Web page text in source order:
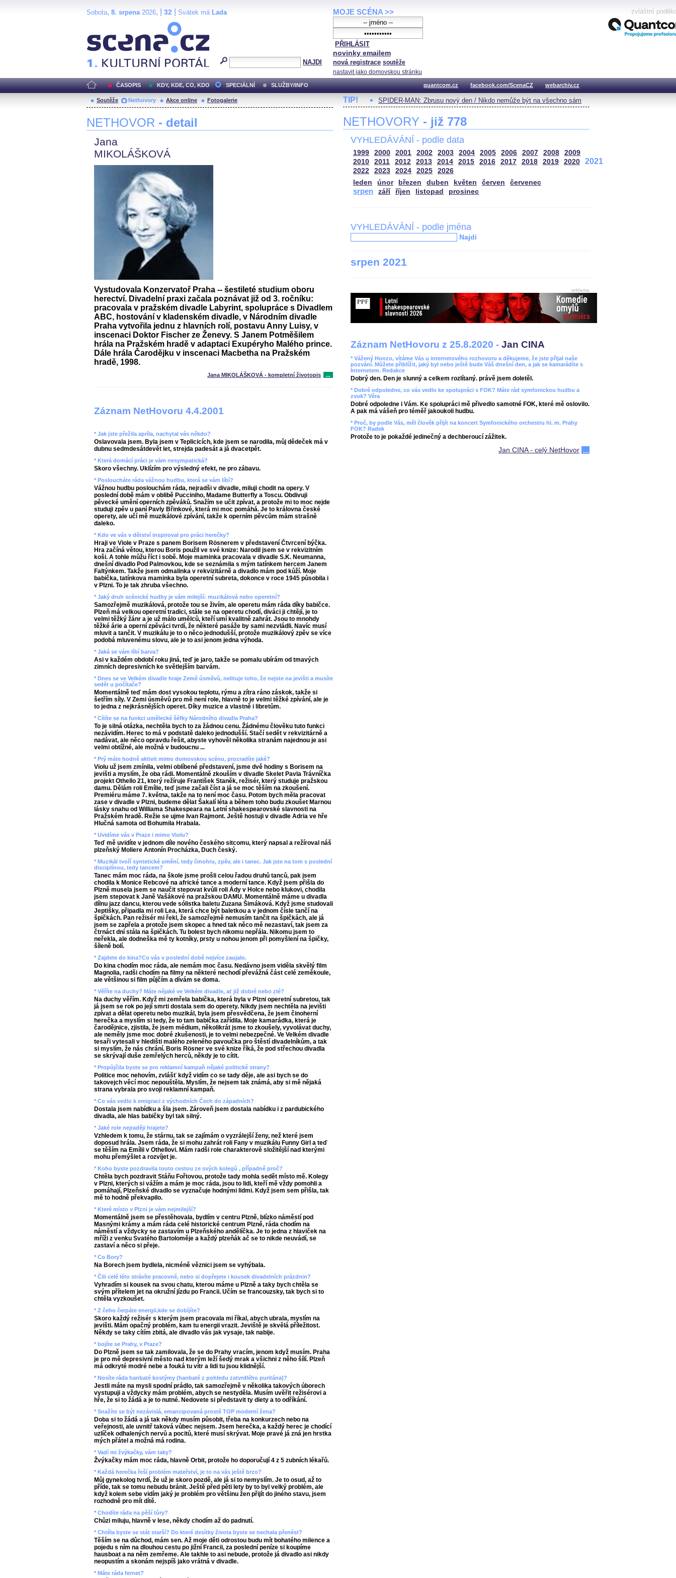
Sobota, 8. srpena2026, | 32 Svátek má Lada
NAJDI
MOJE SCÉNA >>
PŘIHLÁSIT
novinky emailem
nová registrace soutěže
nastavit jako domovskou stránku
zvláštní
ČASOPIS KDY, KDE, CO, KDO SPECIÁLNÍ SLUŽBY/INFO quantcom.cz facebook.com/ScenaCZ webarchiv.cz
Soutěže Nethovory Akce online Fotogalerie
NETHOVOR - detail
Jana
MIKOLÁŠKOVÁ
Vystudovala Konzervatoř Praha -- šestileté studium oboru
herectví. Divadelní praxi začala poznávat již od 3. ročníku:
pracovala v pražském divadle Labyrint, spolupráce s Divadlem
ABC, hostování v kladenském divadle, v Národním divadle
Praha vytvořila jednu z hlavních rolí, postavu Anny Luisy, v
inscenaci Doktor Fischer ze Ženevy. S Janem Potměšilem
hrála na Pražském hradě v adaptaci Exupéryho Malého prince.
Dále hrála Čarodějku v inscenaci Macbetha na Pražském
hradě, 1998.
Jana MIKOLÁŠKOVÁ - kompletní životopis ...
Záznam NetHovoru 4.4.2001
* Jak jste přežila apríla, nachytal vás někdo?
Oslavovala jsem. Byla jsem v Teplicicích, kde jsem se narodila, můj dědeček má v
dubnu sedmdesátdevět let, strejda padesát a já dvacetpět.
* Která domácí práci je vám nesympatická?
Skoro všechny. Uklízím pro výsledný efekt, ne pro zábavu.
* Posloucháte ráda vážnou hudbu, která se vám líbí?
Vážnou hudbu poslouchám ráda, nejradši v divadle, miluji chodit na opery. V
poslední době mám v oblibě Pucciniho, Madame Butterfly a Toscu. Obdivuji
pěvecké umění operních zpěváků. Snažím se učit zpívat, a protože mi to moc nejde
studuji zpěv u paní Pavly Břinkové, která mi moc pomáhá. Je to královna české
operety, ale učí mě muzikálové zpívání, takže k operním pěvcům mám strašně
daleko.
* Kdo ve vás v dětství inspiroval pro práci herečky?
Hraji ve Viole v Praze s panem Borisem Rösnerem v představení Čtvrcení býčka.
Hra začíná větou, kterou Boris použil ve své knize: Narodil jsem se v rekvizitním
koši. A tohle můžu říct i sobě. Moje maminka pracovala v divadle S.K. Neumanna,
dnešní divadlo Pod Palmovkou, kde se seznámila s mým tatínkem hercem Janem
Faltýnkem. Takže jsem odmalinka v rekvizitárně a divadlo mám pod kůží. Moje
babička, tatínkova maminka byla operetní subreta, dokonce v roce 1945 působila i
v Plzni. To je tak zhruba všechno.
* Jaký druh scénické hudby je vám milejší: muzikálová nebo operetní?
Samozřejmě muzikálová, protože tou se živím, ale operetu mám ráda díky babičce.
Plzeň má velkou operetní tradici, stále se na operetu chodí, diváci ji chtějí, je to
velmi těžký žánr a je už málo umělců, kteří umí kvalitně zahrát. Jsou to mnohdy
těžké árie a operní zpěváci tvrdí, že některé pasáže by sami nezvládli. Navíc musí
mluvit a tančit. V muzikálu je to o něco jednodušší, protože muzikálový zpěv se více
podobá mluvenému slovu, ale je to asi jenom jedna výhoda.
* Jaká se vám líbí barva?
Asi v každém období roku jiná, teď je jaro, takže se pomalu ubírám od tmavých
zimních depresivních ke světlejším barvám.
* Dnes se ve Velkém divadle hraje Země úsměvů, nelituje toho, že nejste na jevišti a musíte
sedět u počítače?
Momentálně teď mám dost vysokou teplotu, rýmu a zítra ráno záskok, takže si
šetřím síly. V Zemi úsměvů pro mě není role, hlavně to je velmi těžké zpívání, ale je
to jedna z nejkrásnějších operet. Díky muzice a vlastně i libretům.
* Cítíte se na funkci umělecké šéfky Národního divadla Praha?
To je silná otázka, nechtěla bych to za žádnou cenu. Žádnému člověku tuto funkci
nezávidím. Herec to má v podstatě daleko jednodušší. Stačí sedět v rekvizitárně a
nadávat, ale něco opravdu řešit, abyste vyhověl několika stranám najednou je asi
velmi obtížné, ale možná v budoucnu ...
* Prý máte hodně aktivit mimo domovskou scénu, prozradíte jaké?
Violu už jsem zmínila, velmi oblíbené představení, jsme dvě hodiny s Borisem na
jevišti a myslím, že oba rádi. Momentálně zkouším v divadle Skelet Pavla Trávníčka
projekt Othello 21, který režíruje František Staněk, režisér, který studuje pražskou
damu. Dělám roli Emílie, teď jsme začali číst a já se moc těším na zkoušení.
Premiéru máme 7. května, takže na to není moc času. Potom bych měla pracovat
zase v divadle v Plzni, budeme dělat Šakalí léta a během toho budu zkoušet Marnou
lásky snahu od Williama Shakespeara na Letní shakespearovské slavnosti na
Pražském hradě. Režie se ujme Ivan Rajmont. Ještě hostuji v divadle Adria ve hře
Hlučná samota od Bohumila Hrabala.
* Uvidíme vás v Praze i mimo Violu?
Teď mě uvidíte v jednom díle nového českého sitcomu, který napsal a režíroval náš
plzeňský Moliere Antonín Procházka, Duch český.
* Muzikál tvoří syntetické umění, tedy činohru, zpěv, ale i tanec. Jak jste na tom s poslední
disciplínou, tedy tancem?
Tanec mám moc ráda, na škole jsme prošli celou řadou druhů tanců, pak jsem
chodila k Monice Rebcové na africké tance a moderní tance. Když jsem přišla do
Plzně musela jsem se naučit stepovat kvůli roli Ády v Holce nebo klukovi, chodila
jsem stepovat k Janě Vašákové na pražskou DAMU. Momentálně máme u divadla
dílnu jazz dancu, kterou vede sólistka baletu Zuzana Šimáková. Když jsme studovali
Jeptišky, připadla mi roli Lea, která chce být baletkou a v jednom čísle tančí na
špičkách. Pan režisér mi řekl, že samozřejmě nemusím tančit na špičkách, ale já
jsem se zapřela a protože jsem skopec a hned tak něco mě nezastaví, tak jsem za
čtrnáct dní stála na špičkách. Tu bolest bych nikomu nepřála. Nikomu jsem to
neřekla, ale dodneška mě ty kotníky, prsty u nohou jenom při pomyšlení na špičky,
šíleně bolí.
* Zajdete do kina?Co vás v poslední době nejvíce zaujalo.
Do kina chodím moc ráda, ale nemám moc času. Nedávno jsem viděla skvělý film
Magnolia, radši chodím na filmy na některé nechodí převážná část celé zeměkoule,
ale většinou si film půjčím a dívám se doma.
* Věříte na duchy? Máte nějaké ve Velkém divadle, ať již dobré nebo zlé?
Na duchy věřím. Když mi zemřela babička, která byla v Plzni operetní subretou, tak
já jsem se rok po její smrti dostala sem do operety. Nikdy jsem nechtěla na jevišti
zpívat a dělat operetu nebo muzikál, byla jsem přesvědčena, že jsem činoherní
herečka a myslím si tedy, že to tam babička zařídila. Moje kamarádka, která je
čarodějnice, zjistila, že jsem médium, několikrát jsme to zkoušely, vyvolávat duchy,
ale neměly jsme moc dobré zkušenosti, je to velmi nebezpečné. Ve Velkém divadle
tesaři vytesali v hledišti malého zeleného pavoučka pro štěstí divadelníkům, a tak
si myslím, že nás chrání. Boris Rösner ve své knize říká, že pod střechou divadla
se skrývají duše zemřelých herců, někdy je to cítit.
* Propůjčila byste se pro reklamní kampaň nějaké politické strany?
Politice moc nehovím, zvlášť když vidím co se tady děje, ale asi bych se do
takovejch věcí moc nepouštěla. Myslím, že nejsem tak známá, aby si mě nějaká
strana vybrala pro svoji reklamní kampaň.
* Co vás vedlo k emigraci z východních Čech do západních?
Dostala jsem nabídku a šla jsem. Zároveň jsem dostala nabídku i z pardubického
divadla, ale hlas babičky byl tak silný.
* Jaké role nejraději hrajete?
Vzhledem k tomu, že stárnu, tak se zajímám o vyzrálejší ženy, než které jsem
doposud hrála. Jsem ráda, že si mohu zahrát roli Fany v muzikálu Funny Girl a teď
se těším na Emílii v Othellovi. Mám radši role charakterově složitější nad kterými
mohu přemýšlet a rozvíjet je.
* Koho byste pozdravila touto cestou ze svých kolegů , případně proč?
Chtěla bych pozdravit Stáňu Fořtovou, protože tady mohla sedět místo mě. Kolegy
v Plzni, kterých si vážím a mám je moc ráda, jsou to lidi, kteří mě vždy pomohli a
pomáhají, Plzeňské divadlo se vyznačuje hodnými lidmi. Když jsem sem přišla, tak
mě to hodně překvapilo.
* Které místo v Plzni je vám nejmilejší?
Momentálně jsem se přestěhovala, bydlím v centru Plzně, blízko náměstí pod
Masnými krámy a mám ráda celé historické centrum Plzně, ráda chodím na
náměstí a vždycky se zastavím u Plzeňského andělíčka. Je to jedna z hlaviček na
mříži z venku Svatého Bartoloměje a každý plzeňák ač se to nikde neuvádí, se
zastaví a něco si přeje.
* Co Bory?
Na Borech jsem bydlela, nicméně věznici jsem se vyhýbala.
* Čili celé léto strávíte pracovně, nebo si dopřejete i kousek divadelních prázdnin?
Vyhradím si kousek na svou chatu, kterou máme u Plzně a taky bych chtěla se
svým přítelem jet na okružní jízdu po Francii. Učím se francouzsky, tak bych si to
chtěla vyzkoušet.
* Z čeho čerpáte energii,kde se dobíjíte?
Skoro každý režisér s kterým jsem pracovala mi říkal, abych ubrala, myslím na
jevišti. Mám opačný problém, kam tu energii vrazit. Jeviště je skvělá příležitost.
Někdy se taky cítím zbitá, ale divadlo vás jak vysaje, tak nabije.
* bojíte se Prahy, v Praze?
Do Plzně jsem se tak zamilovala, že se do Prahy vracím, jenom když musím. Praha
je pro mě depresivní město nad kterým leží šedý mrak a všichni z něho šílí. Plzeň
má odkryté modré nebe a fouká tu vítr a lidi tu jsou klidnější.
* Nosíte ráda hanbaté kostýmy (hanbaté z pohledu zatvrdlého puritána)?
Jestli máte na mysli spodní prádlo, tak samozřejmě v několika takových úborech
vystupuji a vždycky mám problém, abych se nestyděla. Musím uvěřit režisérovi a
hře, že si to žádá a je to nutné. Nedovete si představit ty diety a to odříkání.
* Snažíte se být nezávislá, emancipovaná prostě TOP moderní žena?
Doba si to žádá a já tak někdy musím působit, třeba na konkurzech nebo na
veřejnosti, ale uvnitř taková vůbec nejsem. Jsem herečka, a každý herec je chodící
uzlíček odhalených nervů a pocitů, které musí skrývat. Moje pravé já zná jen hrstka
mých přátel a možná má rodina.
* Vadí mi žvýkačky, vám taky?
Žvýkačky mám moc ráda, hlavně Orbit, protože ho doporučují 4 z 5 zubních lékařů.
* Každá herečka řeší problém mateřství, je to na vás ještě brzo?
Můj gynekolog tvrdí, že už je skoro pozdě, ale já si to nemyslím. Je to osud, až to
příde, tak se tomu nebudu bránit. Ještě před pěti lety by to byl velký problém, ale
když kolem sebe vidím jaký je problém pro většinu žen přijít do jiného stavu, jsem
rozhodně pro mít dítě.
* Chodíte ráda na pěší tůry?
Chůzi miluju, hlavně v lese, někdy chodím až do padnutí.
* Chtěla byste se stát starší? Do které desítky života byste se nechala přenést?
Těším se na důchod, mám sen. Až moje děti odrostou budu mít bohatého milence a
pojedu s ním na dlouhou cestu po jižní Francii, za poslední peníze si koupíme
hausboat a na něm zemřeme. Ale takhle to asi nebude, protože já divadlo asi nikdy
neopustím a skonám nejspíš jako vrátná v divadle.
* Máte ráda fernet?
TIP! SPIDER-MAN: Zbrusu nový den / Nikdo nemůže být na všechno sám
NETHOVORY - již 778
VYHLEDÁVÁNÍ - podle data
1999 2000 2001 2002 2003 2004 2005 2006 2007 2008
2009
2010
2011 2012 2013 2014 2015 2016 2017 2018 2019 2020 2021
2022 2023 2024 2025
2026
leden
únor březen duben květen červen červenec
srpen září říjen listopad prosinec
VYHLEDÁVÁNÍ - podle jména
Najdi
srpen 2021
reklama
Záznam NetHovoru z 25.8.2020 - Jan CINA
* Vážený Honzo, vítáme Vás u internetového rozhovoru a děkujeme, že jste přijal naše
pozvání. Můžete přiblížit, jaký byl nebo ještě bude Váš dnešní den, a jak se kamarádíte s
Internetem. Redakce
Dobrý den. Den je slunný a celkem rozlítaný. právě jsem doletěl.
* Dobré odpoledne, co vás vedlo ke spolupráci s FOK? Máte rád symfonickou hudbu a
zvuk? Věra
Dobré odpoledne i Vám. Ke spolupráci mě přivedlo samotné FOK, které mě oslovilo.
A pak má vášeň pro téměř jakoukoli hudbu.
* Proč, by podle Vás, měl člověk přijít na koncert Symfonického orchestru hl. m. Prahy
FOK? Radek
Protože to je pokaždé jedinečný a dechberoucí zážitek.
Jan CINA - celý NetHovor